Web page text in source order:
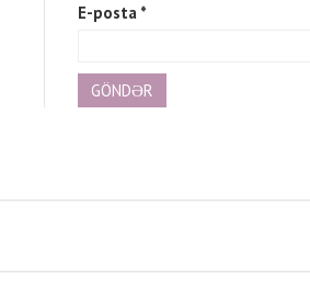
E-posta *